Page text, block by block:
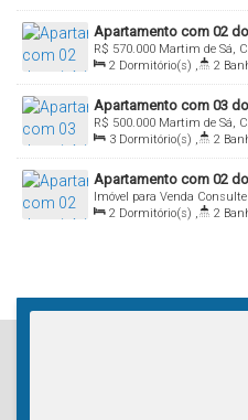
Sala(s) , 1 Suíte(s) ,
60.00m²
Apartamento com 02
Caraguatatuba/SP
R$ 570.000 Martim de Sá,
2 Dormitório(s) , 2
Sala(s) , 1 Suíte(s) ,
66.54m² , Terreno: 900 .00
Apartamento com 03
- Caraguatatuba/SP
R$ 500.000 Martim de Sá,
3 Dormitório(s) , 2
Sala(s) , 1 Suíte(s) ,
67.83m² , Terreno: 1200
Apartamento com 02
Sá - Caraguatatuba/SP
Imóvel para Venda
São Paulo, Brasil
2 Dormitório(s) , 2